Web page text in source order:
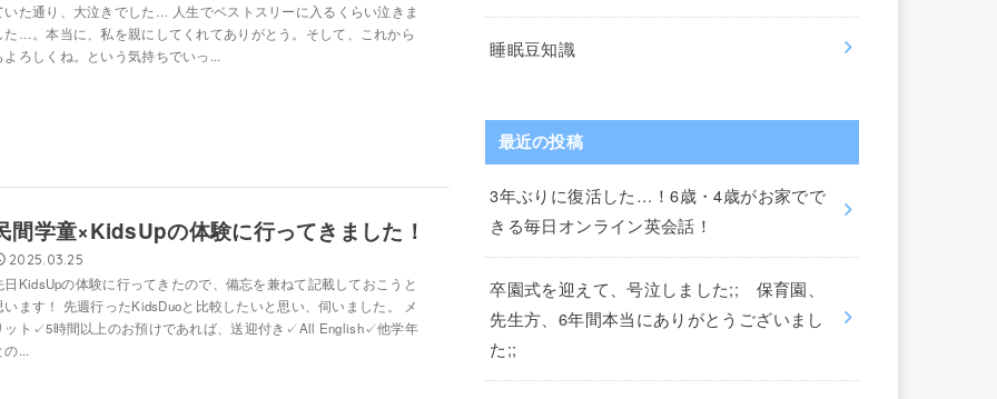
いた通り、大泣きでした… 人生でベストスリーに入るくらい泣きま
た…。本当に、私を親にしてくれてありがとう。そして、これから
よろしくね。という気持ちでいっ...
間学童×KidsUpの体験に行ってきました！
2025.03.25
日KidsUpの体験に行ってきたので、備忘を兼ねて記載しておこうと
います！ 先週行ったKidsDuoと比較したいと思い、伺いました。 メ
ット✓5時間以上のお預けであれば、送迎付き✓All English✓他学年
の...
睡眠豆知識
最近の投稿
3年ぶりに復活した…！6歳・4歳がお家でで
きる毎日オンライン英会話！
卒園式を迎えて、号泣しました;; 保育園、
先生方、6年間本当にありがとうございまし
た;;